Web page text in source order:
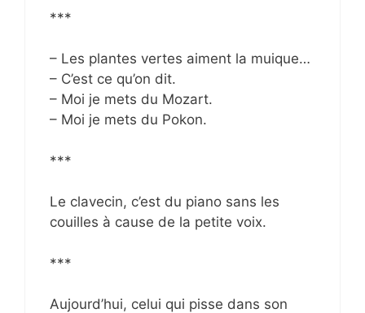
***
– Les plantes vertes aiment la muique…
– C’est ce qu’on dit.
– Moi je mets du Mozart.
– Moi je mets du Pokon.
***
Le clavecin, c’est du piano sans les
couilles à cause de la petite voix.
***
Aujourd’hui, celui qui pisse dans son